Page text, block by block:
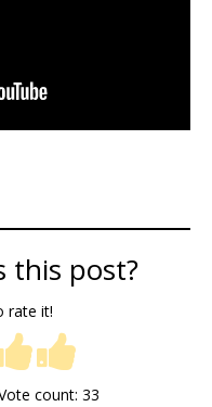
this post?
rate it!
count: 33